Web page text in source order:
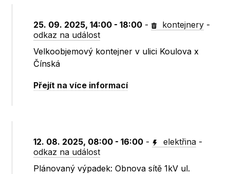
25. 09. 2025, 14:00 - 18:00 - kontejnery -
odkaz na událost
Velkoobjemový kontejner v ulici Koulova x
Čínská
Přejít na více informací
12. 08. 2025, 08:00 - 16:00 - elektřina -
odkaz na událost
Plánovaný výpadek: Obnova sítě 1kV ul.